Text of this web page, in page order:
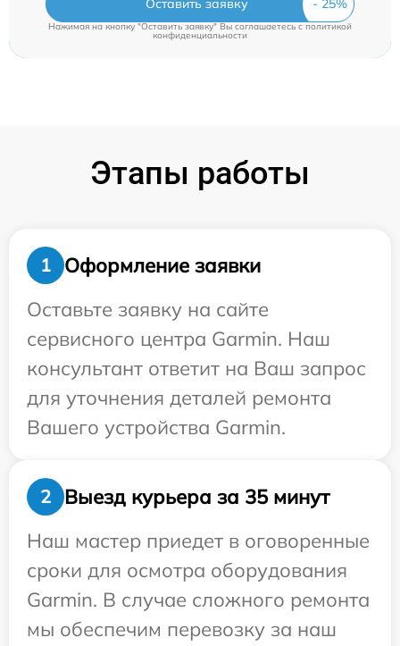
Оставить заявку
Нажимая на кнопку "Оставить заявку" Вы соглашаетесь cполитикой
конфиденциальности
Этапы работы
1
Оформление заявки
Оставьте заявку на сайте
сервисного центра Garmin. Наш
консультант ответит на Ваш запрос
для уточнения деталей ремонта
Вашего устройства Garmin.
2
Выезд курьера за 35 минут
Наш мастер приедет в оговоренные
сроки для осмотра оборудования
Garmin. В случае сложного ремонта
мы обеспечим перевозку за наш